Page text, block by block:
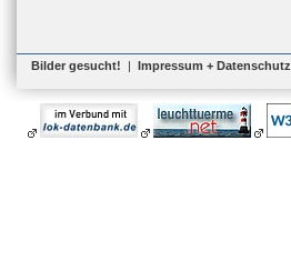
Bilder gesucht! | Impressum + Datenschutz